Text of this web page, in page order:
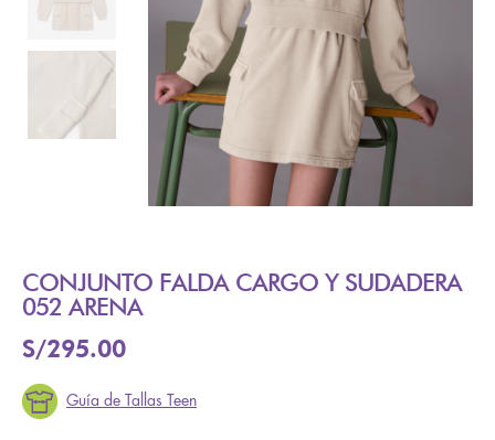
CONJUNTO FALDA CARGO Y SUDADERA
052 ARENA
S/295.00
Guía de Tallas Teen